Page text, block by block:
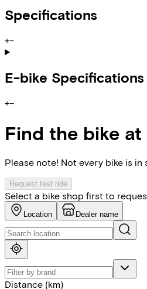
Specifications
+−
E-bike Specifications
+−
Find the bike
Please note! Not every bike is
Request test ride
Select a bike shop first to
Location Dealer name
Distance (km)